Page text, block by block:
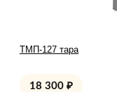
ТМП-127 тара
18 300 ₽